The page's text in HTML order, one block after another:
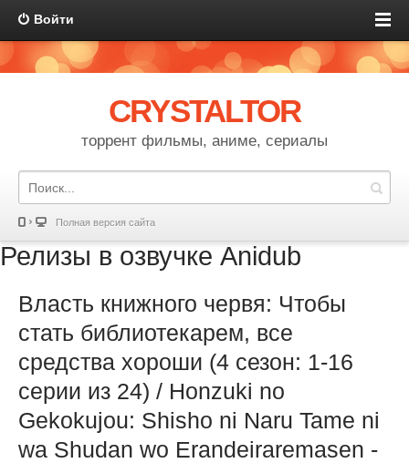
Войти
CRYSTALTOR
торрент фильмы, аниме, сериалы
Полная версия сайта
Релизы в озвучке Anidub
Власть книжного червя: Чтобы
стать библиотекарем, все
средства хороши (4 сезон: 1-16
серии из 24) / Honzuki no
Gekokujou: Shisho ni Naru Tame ni
wa Shudan wo Erandeiraremasen -